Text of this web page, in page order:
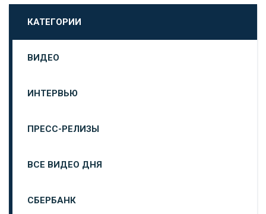
КАТЕГОРИИ
ВИДЕО
ИНТЕРВЬЮ
ПРЕСС-РЕЛИЗЫ
ВСЕ ВИДЕО ДНЯ
СБЕРБАНК